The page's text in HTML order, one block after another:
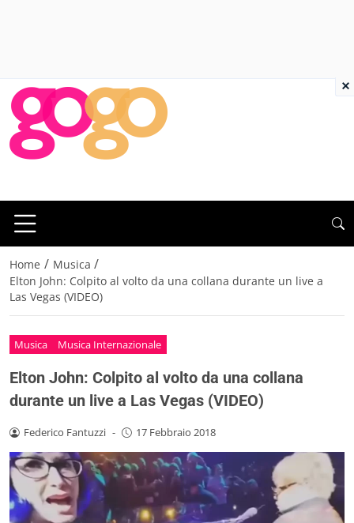
Home / Musica /
Elton John: Colpito al volto da una collana durante un live a
Las Vegas (VIDEO)
Musica Musica Internazionale
Elton John: Colpito al volto da una collana
durante un live a Las Vegas (VIDEO)
Federico Fantuzzi - 17 Febbraio 2018
×